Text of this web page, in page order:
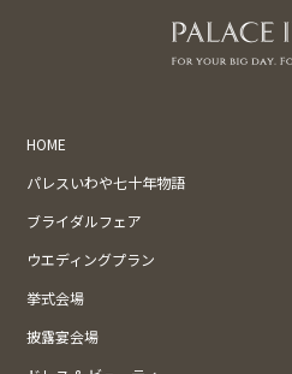
HOME
パレスいわや七十年物語
ブライダルフェア
ウエディングプラン
挙式会場
披露宴会場